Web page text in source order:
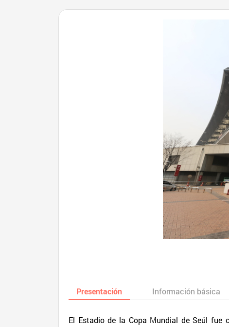
Presentación Información básica
El Estadio de la Copa Mundial de Seúl